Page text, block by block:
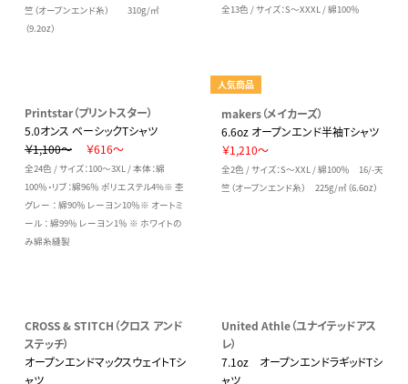
竺（オープンエンド糸） 310g/㎡
（9.2oz）
全13色 / サイズ：S～XXXL / 綿100％
Printstar（プリントスター）
5.0オンス ベーシックTシャツ
￥1,100～
￥616～
全24色 / サイズ：100～3XL / 本体：綿
100％・リブ：綿96％ ポリエステル4%※ 杢
グレー ： 綿90％ レーヨン10％※ オートミ
ール ： 綿99％ レーヨン1％ ※ ホワイトの
み綿糸縫製
人気商品
makers（メイカーズ）
6.6oz オープンエンド半袖Tシャツ
￥1,210～
全2色 / サイズ：S～XXL / 綿100％ 16/-天
竺（オープンエンド糸） 225g/㎡（6.6oz）
CROSS & STITCH（クロス アンド
ステッチ）
オープンエンドマックスウェイトTシ
ャツ
United Athle（ユナイテッドアス
レ）
7.1oz オープンエンドラギッドTシ
ャツ